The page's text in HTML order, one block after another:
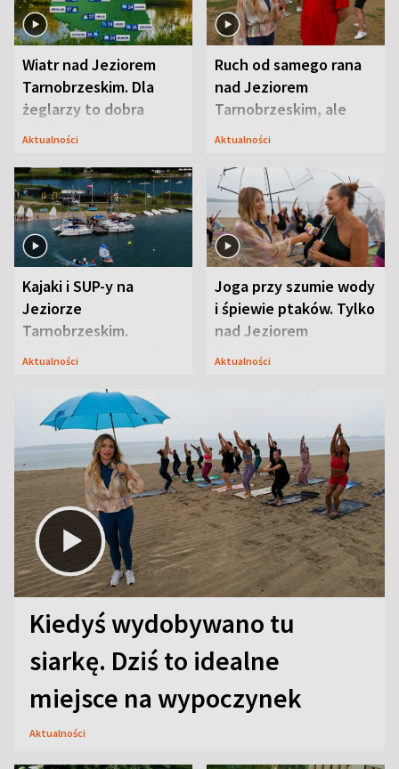
Wiatr nad Jeziorem
Tarnobrzeskim. Dla
żeglarzy to dobra
wiadomość
Aktualności
Ruch od samego rana
nad Jeziorem
Tarnobrzeskim, ale
ważna jest jedna
Aktualności
Kajaki i SUP-y na
Jeziorze
Tarnobrzeskim.
Przyrodnicy zwracają
Aktualności
Joga przy szumie wody
i śpiewie ptaków. Tylko
nad Jeziorem
Tarnobrzeskim
Aktualności
Kiedyś wydobywano tu
siarkę. Dziś to idealne
miejsce na wypoczynek
Aktualności